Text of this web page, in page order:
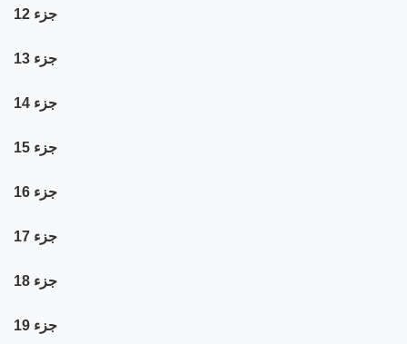
جزء 12
جزء 13
جزء 14
جزء 15
جزء 16
جزء 17
جزء 18
جزء 19